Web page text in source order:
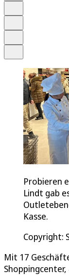
Probieren
Lindt gab
Kasse.
Copyright:
Mit 17